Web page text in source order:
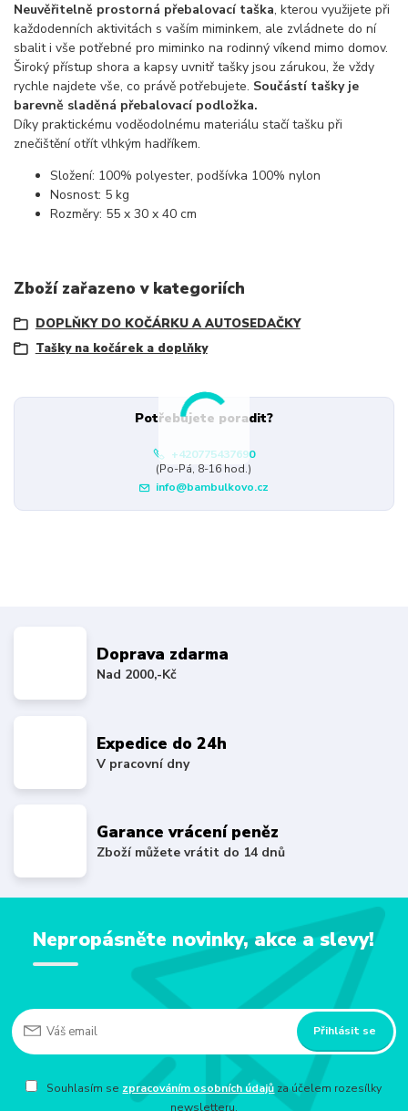
Neuvěřitelně prostorná přebalovací taška, kterou využijete při
každodenních aktivitách s vaším miminkem, ale zvládnete do ní
sbalit i vše potřebné pro miminko na rodinný víkend mimo domov.
Široký přístup shora a kapsy uvnitř tašky jsou zárukou, že vždy
rychle najdete vše, co právě potřebujete. Součástí tašky je
barevně sladěná přebalovací podložka.
Díky praktickému voděodolnému materiálu stačí tašku při
znečištění otřít vlhkým hadříkem.
Složení: 100% polyester, podšívka 100% nylon
Nosnost: 5 kg
Rozměry: 55 x 30 x 40 cm
Zboží zařazeno v kategoriích
DOPLŇKY DO KOČÁRKU A AUTOSEDAČKY
Tašky na kočárek a doplňky
Potřebujete poradit?
+420775437690
(Po-Pá, 8-16 hod.)
info@bambulkovo.cz
Doprava zdarma
Nad 2000,-Kč
Expedice do 24h
V pracovní dny
Garance vrácení peněz
Zboží můžete vrátit do 14 dnů
Nepropásněte novinky, akce a slevy!
Přihlásit se
Souhlasím se zpracováním osobních údajů za účelem rozesílky
newsletteru.